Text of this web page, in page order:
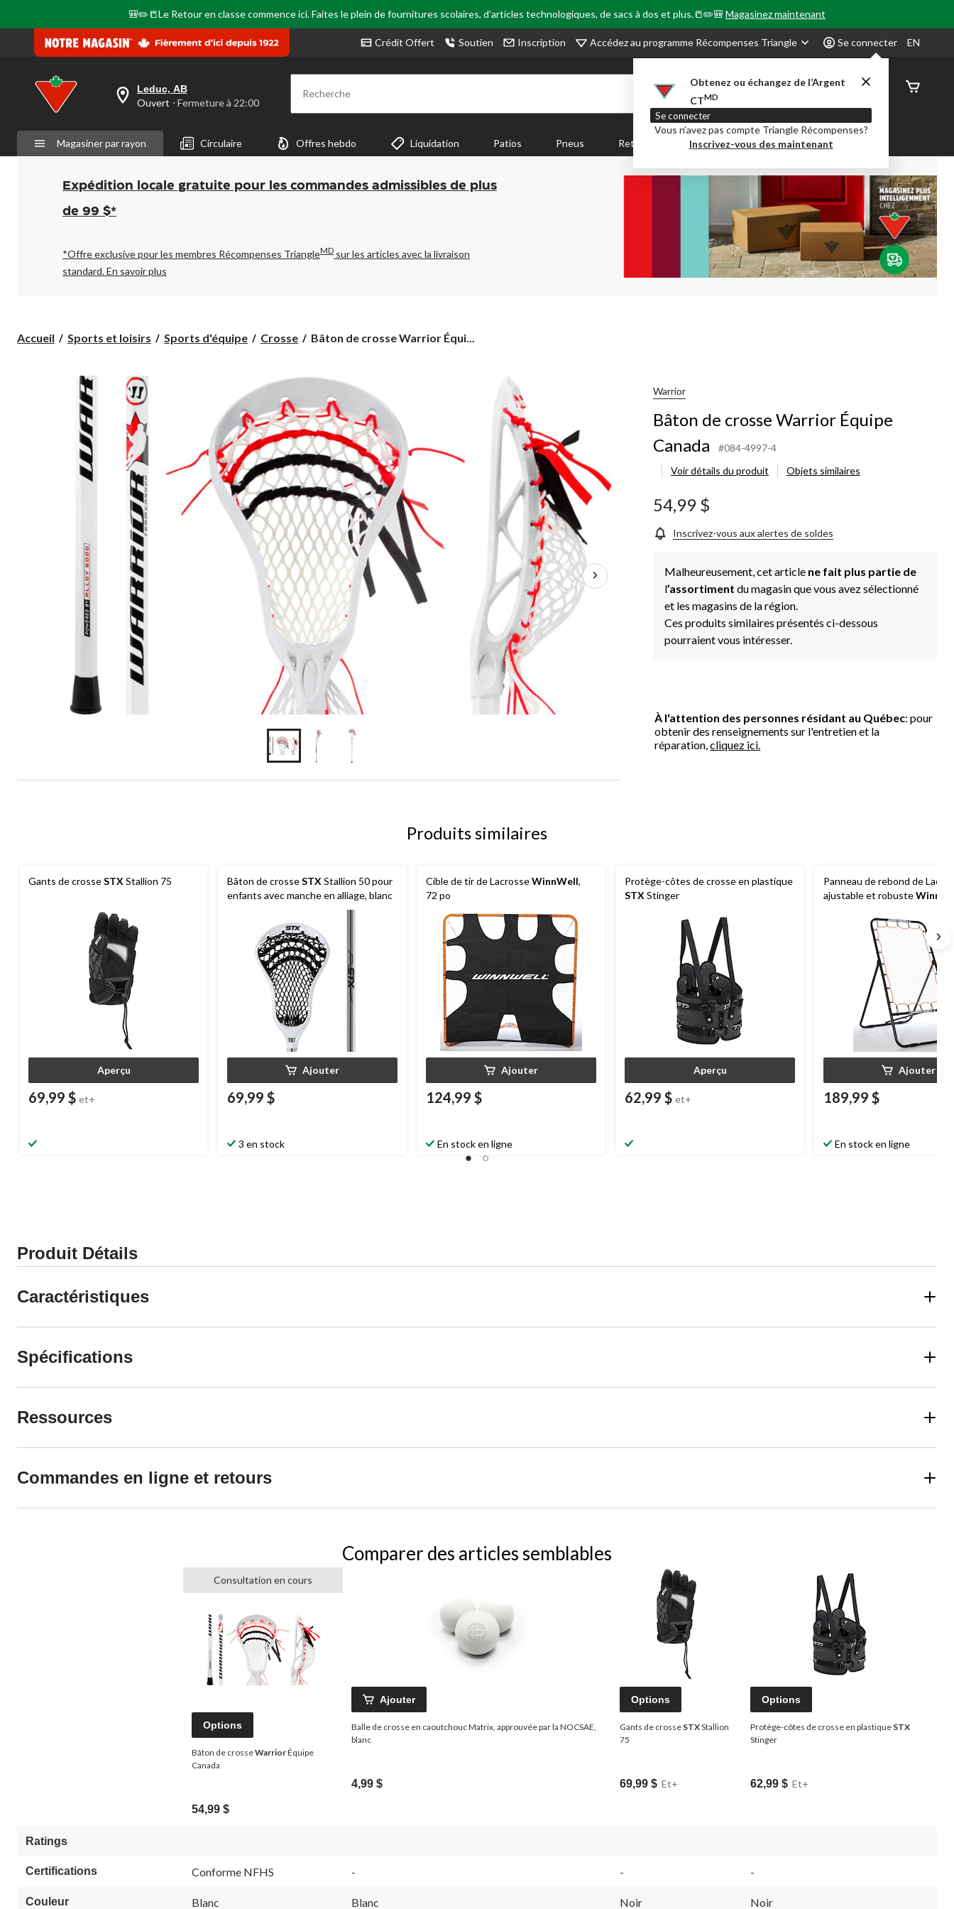
🎒✏️📒Le Retour en classe commence ici. Faites le plein de fournitures scolaires, d'articles technologiques, de sacs à dos et plus.📒✏️🎒Magasinez maintenant
Crédit Offert Soutien Inscription Accédez au programme Récompenses Triangle Se connecter
Obtenez ou échangez de l’Argent
CTMD
Se connecter
Vous n’avez pas compte Triangle Récompenses?
Inscrivez-vous des maintenant
EN
votre
est
Leduc,
AB,
Ouvert,
Fermeture
à
pour
changer
Leduc, AB
Ouvert ⋅ Fermeture à 22:00 Recherche
État de
Magasiner par rayon Circulaire Offres hebdo Liquidation Patios Pneus Retour en Classe Party City Centre-auto
Expédition locale gratuite pour les commandes admissibles de plus
de 99 $*
*Offre exclusive pour les membres Récompenses TriangleMD sur les articles avec la livraison
standard.En savoir plus
Accueil Sports et loisirs Sports d'équipe Crosse
Bâton
Warrior
Canada
Bâton de crosse Warrior Équi...
Warrior
Bâton de crosse Warrior Équipe
Canada
#084-4997-4
Voir détails du produit
Objets similaires
54,99 $
Inscrivez-vous aux alertes de soldes
Malheureusement, cet article ne fait plus partie de
l’assortiment du magasin que vous avez sélectionné
et les magasins de la région.
Ces produits similaires présentés ci-dessous
pourraient vous intéresser.
À l'attention des personnes résidant au Québec: pour
obtenir des renseignements sur l'entretien et la
réparation,cliquez ici.
Produits similaires
Gants de crosseSTX Stallion 75
Aperçu
69,99 $ et+
Bâton de crosseSTX Stallion 50 pour
enfants avec manche en alliage, blanc
Ajouter
69,99 $
3 en stock
Cible de tir de LacrosseWinnWell,
72 po
Ajouter
124,99 $
En stock en ligne
Protège-côtes de crosse en plastique
STX Stinger
Aperçu
62,99 $ et+
Panneau de rebond de
ajustable et robuste
Ajouter
189,99 $
En stock en ligne
Produit Détails
Caractéristiques
Spécifications
Ressources
Commandes en ligne et retours
Comparer des articles semblables
Consultation en cours
Options
Bâton de crosseWarriorÉquipe
Canada
54,99 $
Ajouter
Balle de crosse en caoutchouc Matrix, approuvée par la NOCSAE,
blanc
4,99 $
Options
Gants de crosse STXStallion
75
69,99 $ Et+
Options
Protège-côtes de crosse en plastique STX
Stinger
62,99 $ Et+
Ratings
Certifications Conforme NFHS - - -
Couleur Blanc Blanc Noir Noir